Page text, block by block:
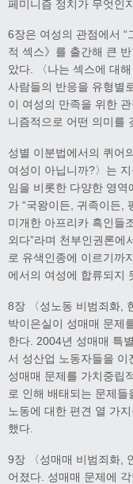
페미니즘 정치가 무엇인
6장은 여성의 관점에서 “
적 섹스》를 출간해 큰
았다. 〈나는 섹스에 대
사람들의 반응을 유형별
이 여성의 만족을 위한
니즘적으로 어떤 의미를
성별 이분법에서의 퀴어
여성이 아닙니까?〉는
임을 비롯한 다양한 영
가 “국왕이든, 귀족이든,
미개한 아프리카 흑인들
외다”라며 천부인권론에
로 유색인종에 이르기까
에서의 여성에 합류되지
8장 〈성노동 비범죄화,
박이은실이 성매매 문제
한다. 2004년 성매매 특
서 성산업 노동자들을 이
성매매 문제를 가치중립
로 인해 배태되는 문제
노동에 대한 편견 열 가
했다.
9장 〈성매매 비범죄화,
어졌다. 성매매 문제에